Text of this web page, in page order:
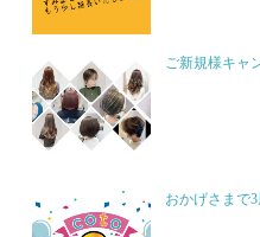
ご新規様キャ
おかげさまで